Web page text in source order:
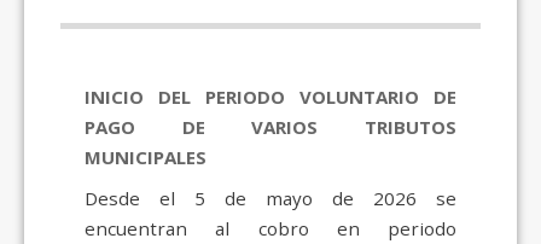
INICIO DEL PERIODO VOLUNTARIO DE
PAGO DE VARIOS TRIBUTOS
MUNICIPALES
Desde el 5 de mayo de 2026 se
encuentran al cobro en periodo